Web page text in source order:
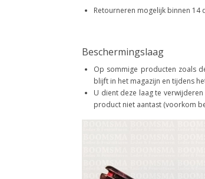
Retourneren mogelijk binnen
Beschermingslaag
Op sommige producten zoals
blijft in het magazijn en tijdens
U dient deze laag te
product niet aantast (voorkom